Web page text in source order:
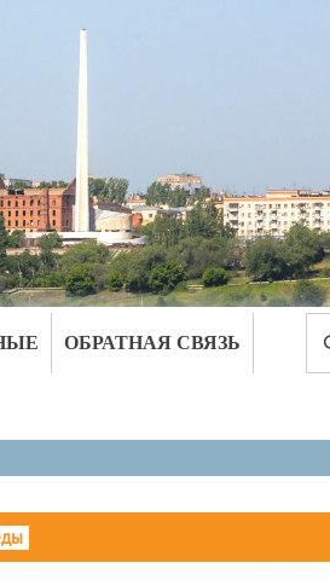
ОБРАТНАЯ СВЯЗЬ